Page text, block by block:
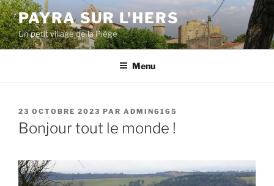
Aller
au
contenu
principal
PAYRA SUR L'HERS
Un petit village de la Piège
Menu
PUBLIÉ
LE
23 OCTOBRE 2023 PAR ADMIN6165
Bonjour tout le monde !